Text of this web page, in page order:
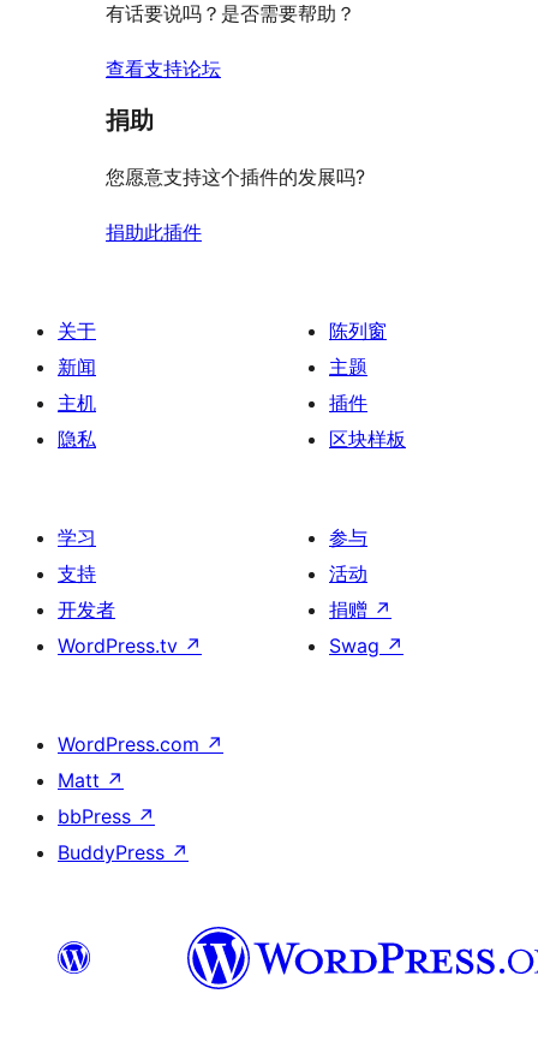
价
有话要说吗？是否需要帮助？
查看支持论坛
捐助
您愿意支持这个插件的发展吗?
捐助此插件
关于
新闻
主机
隐私
陈列窗
主题
插件
区块样板
学习
支持
开发者
WordPress.tv ↗
参与
活动
捐赠 ↗
Swag ↗
WordPress.com ↗
Matt ↗
bbPress ↗
BuddyPress ↗